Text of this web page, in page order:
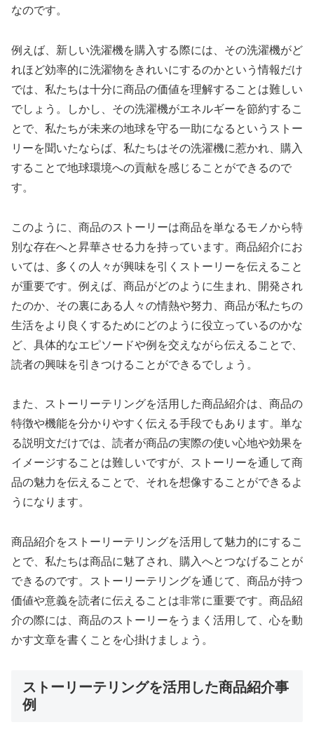
なのです。
例えば、新しい洗濯機を購入する際には、その洗濯機がど
れほど効率的に洗濯物をきれいにするのかという情報だけ
では、私たちは十分に商品の価値を理解することは難しい
でしょう。しかし、その洗濯機がエネルギーを節約するこ
とで、私たちが未来の地球を守る一助になるというストー
リーを聞いたならば、私たちはその洗濯機に惹かれ、購入
することで地球環境への貢献を感じることができるので
す。
このように、商品のストーリーは商品を単なるモノから特
別な存在へと昇華させる力を持っています。商品紹介にお
いては、多くの人々が興味を引くストーリーを伝えること
が重要です。例えば、商品がどのように生まれ、開発され
たのか、その裏にある人々の情熱や努力、商品が私たちの
生活をより良くするためにどのように役立っているのかな
ど、具体的なエピソードや例を交えながら伝えることで、
読者の興味を引きつけることができるでしょう。
また、ストーリーテリングを活用した商品紹介は、商品の
特徴や機能を分かりやすく伝える手段でもあります。単な
る説明文だけでは、読者が商品の実際の使い心地や効果を
イメージすることは難しいですが、ストーリーを通して商
品の魅力を伝えることで、それを想像することができるよ
うになります。
商品紹介をストーリーテリングを活用して魅力的にするこ
とで、私たちは商品に魅了され、購入へとつなげることが
できるのです。ストーリーテリングを通じて、商品が持つ
価値や意義を読者に伝えることは非常に重要です。商品紹
介の際には、商品のストーリーをうまく活用して、心を動
かす文章を書くことを心掛けましょう。
ストーリーテリングを活用した商品紹介事
例